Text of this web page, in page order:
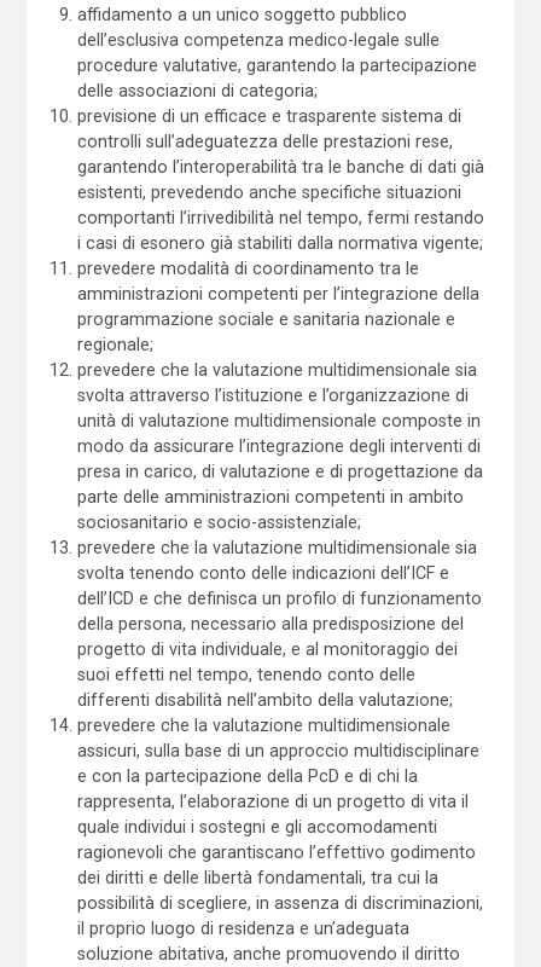
affidamento a un unico soggetto pubblico
dell’esclusiva competenza medico-legale sulle
procedure valutative, garantendo la partecipazione
delle associazioni di categoria;
previsione di un efficace e trasparente sistema di
controlli sull’adeguatezza delle prestazioni rese,
garantendo l’interoperabilità tra le banche di dati già
esistenti, prevedendo anche specifiche situazioni
comportanti l’irrivedibilità nel tempo, fermi restando
i casi di esonero già stabiliti dalla normativa vigente;
prevedere modalità di coordinamento tra le
amministrazioni competenti per l’integrazione della
programmazione sociale e sanitaria nazionale e
regionale;
prevedere che la valutazione multidimensionale sia
svolta attraverso l’istituzione e l’organizzazione di
unità di valutazione multidimensionale composte in
modo da assicurare l’integrazione degli interventi di
presa in carico, di valutazione e di progettazione da
parte delle amministrazioni competenti in ambito
sociosanitario e socio-assistenziale;
prevedere che la valutazione multidimensionale sia
svolta tenendo conto delle indicazioni dell’ICF e
dell’ICD e che definisca un profilo di funzionamento
della persona, necessario alla predisposizione del
progetto di vita individuale, e al monitoraggio dei
suoi effetti nel tempo, tenendo conto delle
differenti disabilità nell’ambito della valutazione;
prevedere che la valutazione multidimensionale
assicuri, sulla base di un approccio multidisciplinare
e con la partecipazione della PcD e di chi la
rappresenta, l’elaborazione di un progetto di vita il
quale individui i sostegni e gli accomodamenti
ragionevoli che garantiscano l’effettivo godimento
dei diritti e delle libertà fondamentali, tra cui la
possibilità di scegliere, in assenza di discriminazioni,
il proprio luogo di residenza e un’adeguata
soluzione abitativa, anche promuovendo il diritto